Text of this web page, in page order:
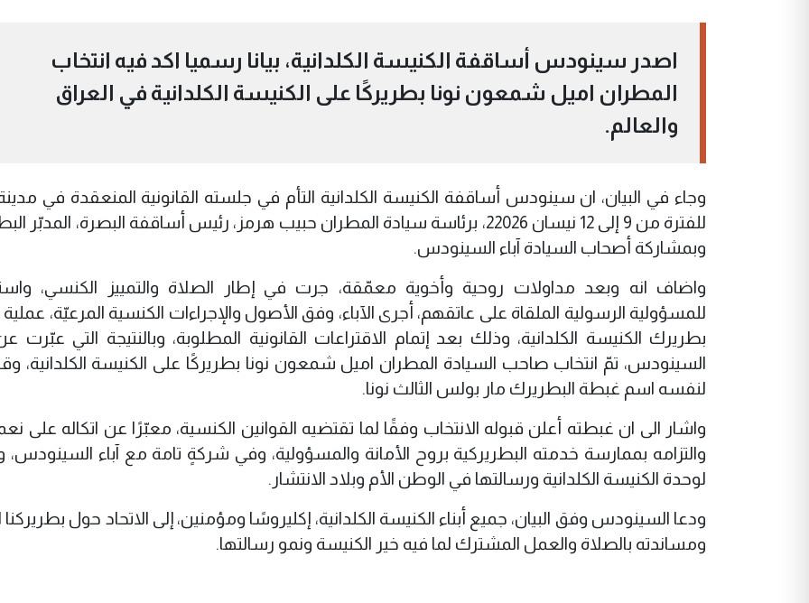
اصدر سينودس أساقفة الكنيسة الكلدانية، بيانا رسميا اكد فيه انتخاب
المطران اميل شمعون نونا بطريركًا على الكنيسة الكلدانية في العراق
والعالم.
وجاء في البيان، ان سينودس أساقفة الكنيسة الكلدانية التأم في جلسته القانونية المنعقدة في
للفترة من 9 إلى 12 نيسان 22026، برئاسة سيادة المطران حبيب هرمز، رئيس أساقفة البصرة، المدبّر
وبمشاركة أصحاب السيادة آباء السينودس.
واضاف انه وبعد مداولات روحية وأخوية معمّقة، جرت في إطار الصلاة والتمييز الكنسي،
للمسؤولية الرسولية الملقاة على عاتقهم، أجرى الآباء، وفق الأصول والإجراءات الكنسية المرعيّة، عملية
بطريرك الكنيسة الكلدانية، وذلك بعد إتمام الاقتراعات القانونية المطلوبة، وبالنتيجة التي عبّرت
السينودس، تمّ انتخاب صاحب السيادة المطران اميل شمعون نونا بطريركًا على الكنيسة الكلدانية،
لنفسه اسم غبطة البطريرك مار بولس الثالث نونا.
واشار الى ان غبطته أعلن قبوله الانتخاب وفقًا لما تقتضيه القوانين الكنسية، معبّرًا عن اتكاله على
والتزامه بممارسة خدمته البطريركية بروح الأمانة والمسؤولية، وفي شركةٍ تامة مع آباء
لوحدة الكنيسة الكلدانية ورسالتها في الوطن الأم وبلاد الانتشار.
ودعا السينودس وفق البيان، جميع أبناء الكنيسة الكلدانية، إكليروسًا ومؤمنين، إلى الاتحاد حول بطريركنا
ومساندته بالصلاة والعمل المشترك لما فيه خير الكنيسة ونمو رسالتها.